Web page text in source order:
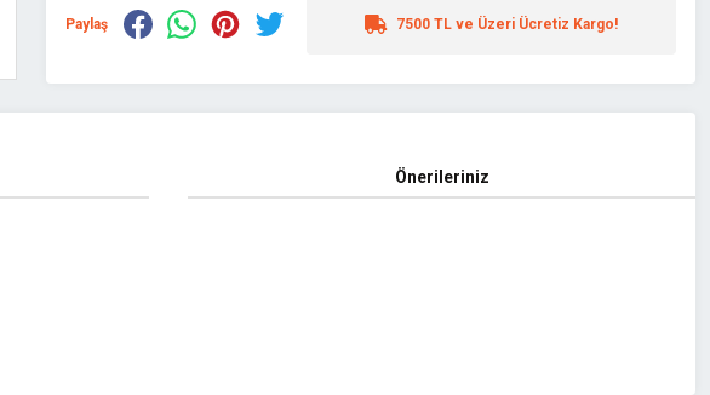
Paylaş 7500 TL ve Üzeri Ücretiz Kargo!
Önerileriniz